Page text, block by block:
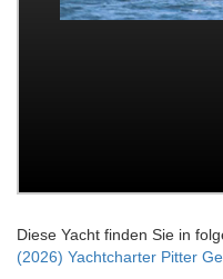
Diese Yacht finden Sie in
(2026) Yachtcharter Pitter